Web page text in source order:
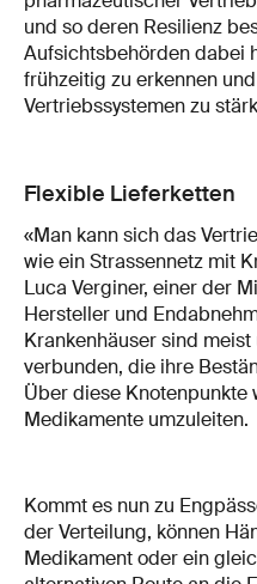
und so deren Resilienz
Aufsichtsbehörden dabei
frühzeitig zu erkennen
Vertriebssystemen zu
Flexible Lieferketten
«Man kann sich das
wie ein Strassennetz mit
Luca Verginer, einer der
Hersteller und
Krankenhäuser sind
verbunden, die ihre
Über diese Knotenpunkte
Medikamente umzuleiten.
Kommt es nun zu
der Verteilung, können
Medikament oder ein